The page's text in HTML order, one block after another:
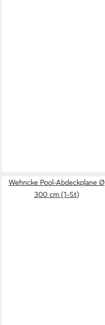
Wehncke Pool-Abdeckplane Ø
300 cm (1-St)